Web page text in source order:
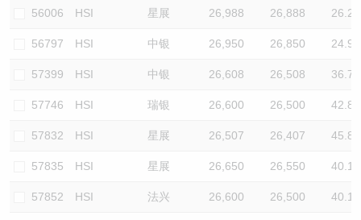
56006 HSI 星展 26,988 26,888 26.2
56797 HSI 中银 26,950 26,850 24.9
57399 HSI 中银 26,608 26,508 36.7
57746 HSI 瑞银 26,600 26,500 42.8
57832 HSI 星展 26,507 26,407 45.8
57835 HSI 星展 26,650 26,550 40.1
57852 HSI 法兴 26,600 26,500 40.1